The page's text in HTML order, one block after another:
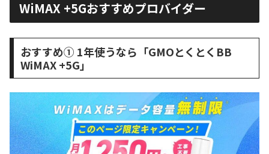
WiMAX +5Gおすすめプロバイダー
おすすめ① 1年使うなら「GMOとくとくBB
WiMAX +5G」